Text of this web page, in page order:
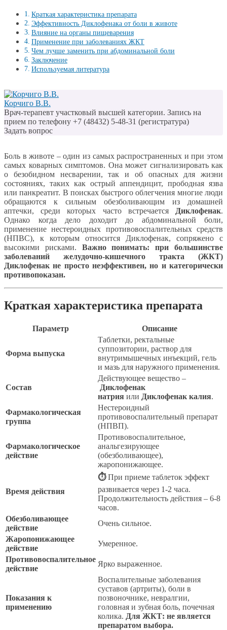
Краткая характеристика препарата
Эффективность Диклофенака от боли в животе
Влияние на органы пищеварения
Применение при заболеваниях ЖКТ
Чем лучше заменить при абдоминальной боли
Заключение
Используемая литература
Корчиго В.В.
Врач-терапевт участковый высшей категории. Запись на
прием по телефону +7 (48432) 5-48-31 (регистратура)
Задать вопрос
Боль в животе – один из самых распространенных и при этом
самых коварных симптомов. Она может сигнализировать как
о безобидном несварении, так и об опасных для жизни
состояниях, таких как острый аппендицит, прободная язва
или панкреатит. В поисках быстрого облегчения многие люди
обращаются к сильным обезболивающим из домашней
аптечки, среди которых часто встречается
Диклофенак.
Однако когда дело доходит до абдоминальной боли,
применение нестероидных противовоспалительных средств
(НПВС), к которым относится Диклофенак, сопряжено с
высокими рисками. Важно понимать: при большинстве
заболеваний желудочно-кишечного тракта (ЖКТ)
Диклофенак не просто неэффективен, но и категорически
противопоказан.
Краткая характеристика препарата
Параметр Описание
Форма выпуска
Таблетки, ректальные
суппозитории, раствор для
внутримышечных инъекций, гель
и мазь для наружного применения.
Состав
Действующее вещество –
Диклофенак
натрия или Диклофенак калия.
Фармакологическая
группа
Нестероидный
противовоспалительный препарат
(НПВП).
Фармакологическое
действие
Противовоспалительное,
анальгезирующее
(обезболивающее),
жаропонижающее.
Время действия
⏱При приеме таблеток эффект
развивается через 1-2 часа.
Продолжительность действия – 6-8
часов.
Обезболивающее
действие
Очень сильное.
Жаропонижающее
действие
Умеренное.
Противовоспалительное
действие
Ярко выраженное.
Показания к
применению
Воспалительные заболевания
суставов (артриты), боли в
позвоночнике, невралгии,
головная и зубная боль, почечная
колика. Для ЖКТ: не является
препаратом выбора.